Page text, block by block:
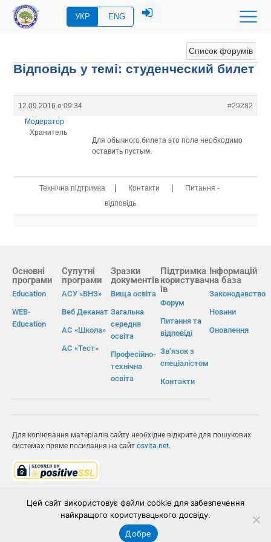
УКР ENG
Список форумів
Відповідь у темі: студенческий билет
12.09.2016 о 09:34
#29282
Модератор
Хранитель
Для обычного билета это поле необходимо
оставить пустым.
Технічна підтримка | Контакти |
Питання -
відповідь
Основні
програми
Education
WEB-
Education
Супутні
програми
АСУ «ВНЗ»
Веб Деканат
АС «Школа»
АС «Тест»
Зразки
документів
Вища освіта
Загальна
середня
освіта
Професійно-
технічна
освіта
Підтримка
користувач
ів
Форум
Питання та
відповіді
Зв’язок з
спеціалістом
Контакти
Інформацій
на база
Законодавство
Новини
Оновлення
Для копіювання матеріалів сайту необхідне відкрите для пошукових
системах пряме посилання на сайт osvita.net.
ІВС «ОСВІТА»
Цей сайт використовує файли cookie для забезпечення
найкращого користувацького досвіду.
Добре